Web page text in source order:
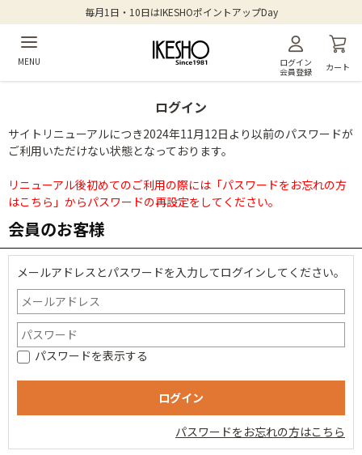
毎月1日・10日はIKESHOポイントアップDay
MENU
ログイン
会員登録
カート
ログイン
サイトリニューアルにつき2024年11月12日より以前のパスワードが
ご利用いただけない状態となっております。
リニューアル後初めてのご利用の際には「パスワードをお忘れの方
はこちら」からパスワードの再設定をしてください。
会員のお客様
メールアドレスとパスワードを入力してログインしてください。
パスワードを表示する
パスワードをお忘れの方はこちら